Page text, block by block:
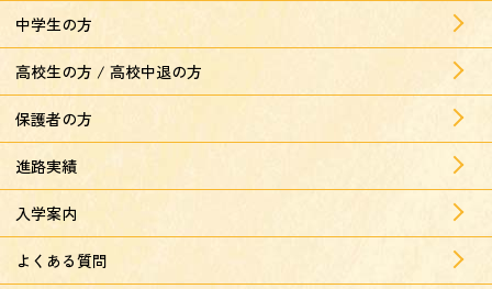
中学生の方
高校生の方 / 高校中退の方
保護者の方
進路実績
入学案内
よくある質問